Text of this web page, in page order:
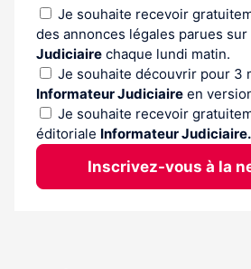
Je souhaite recevoir
des annonces légales parues sur
Judiciaire chaque lundi matin.
Je souhaite découvrir pour 3
Informateur Judiciaire en
Je souhaite recevoir
éditoriale Informateur Judiciaire.
Inscrivez-vous à la